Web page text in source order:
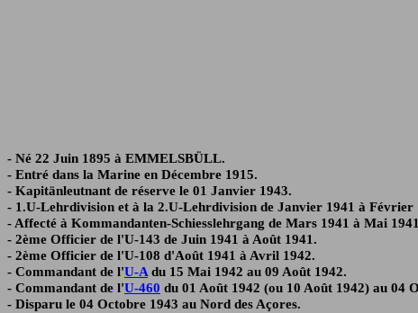
- Né 22 Juin 1895 à EMMELSBÜLL.
- Entré dans la Marine en Décembre 1915.
- Kapitänleutnant de réserve le 01 Janvier 1943.
- 1.U-Lehrdivision et à la 2.U-Lehrdivision de Janvier 1941 à Février
- Affecté à Kommandanten-Schiesslehrgang de Mars 1941 à Mai
- 2ème Officier de l'U-143 de Juin 1941 à Août 1941.
- 2ème Officier de l'U-108 d'Août 1941 à Avril 1942.
- Commandant de l'U-A du 15 Mai 1942 au 09 Août 1942.
- Commandant de l'U-460 du 01 Août 1942 (ou 10 Août 1942) au 04
- Disparu le 04 Octobre 1943 au Nord des Açores.